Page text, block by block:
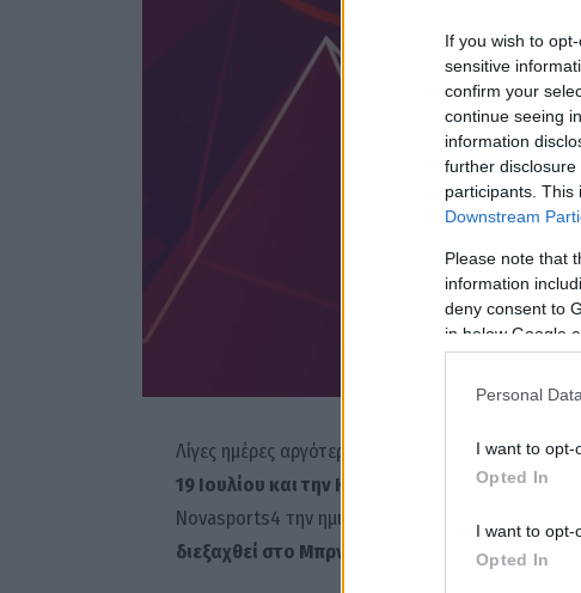
If you wish to
sensitive
confirm your
continue seeing
information
further disclosure
participants. This
Downstream
Please note that
information
deny consent to
in below Google
Personal
I want to opt-
Opted In
I want to opt-
Opted In
Λίγες ημέρες αργότερα, οι λάτρεις του μπάσκετ
19 Ιουλίου και την Κυριακή 20 Ιουλίουεπίσης
Novasports4 την ημιτελική και τελική φάση του
διεξαχθεί στο Μπρνο της Τσεχίας.